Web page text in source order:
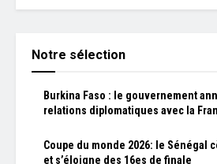
Notre sélection
Burkina Faso : le gouvernement
relations diplomatiques avec la
Coupe du monde 2026: le Sénégal
et s’éloigne des 16es de finale